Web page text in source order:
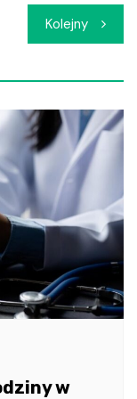
Kolejny
w